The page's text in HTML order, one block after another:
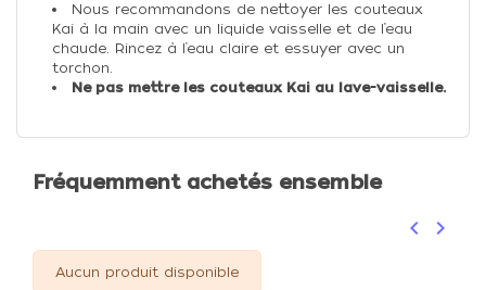
Nous recommandons de nettoyer les couteaux
Kai à la main avec un liquide vaisselle et de l’eau
chaude. Rincez à l’eau claire et essuyer avec un
torchon.
Ne pas mettre les couteaux Kai au lave-vaisselle.
Fréquemment achetés ensemble
Précédent
keyboard_arrow_left keyboard_arrow_right
Aucun produit disponible